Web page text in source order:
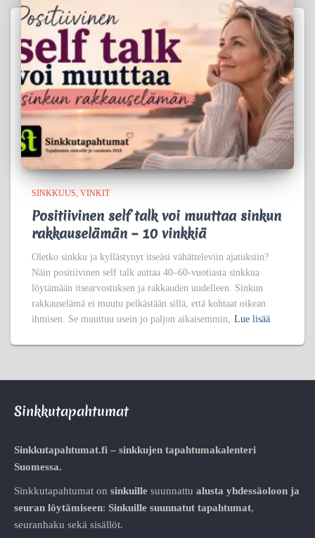
SINKKUUS VINKIT
Positiivinen self talk voi muuttaa sinkun
rakkauselämän – 10 vinkkiä
Oletko sinkku ja kyllästynyt itseäsi vähätteleviin ajatuksiin?
Näin positiivinen self talk auttaa 40–60-vuotiasta sinkkua
löytämään itsearvostuksen ja rakkauden uudelleen. Sinkun
rakkauselämä ei muutu pelkästään sillä, että kohtaat oikean
ihmisen. Se muuttuu usein jo paljon aikaisemmin,
Lue lisää
Sinkkutapahtumat
Sinkkutapahtumat.fi – sinkkujen tapahtumakalenteri
Suomessa.
Sinkkutapahtumat on sinkuille suunnattu alusta yhdessäoloon ja
seuran löytämiseen: Sinkuille suunnatut tapahtumat,
seuranhaku sekä sisällöt.